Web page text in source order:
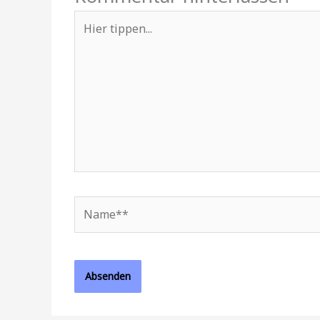
tippen...